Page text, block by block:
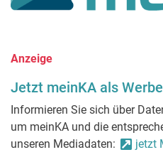
Anzeige
Jetzt meinKA als
Informieren Sie sich über
um meinKA und die
unseren Mediadaten:
jetzt